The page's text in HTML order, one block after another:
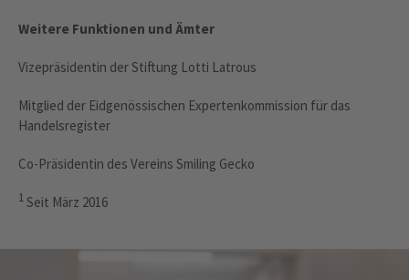
Weitere Funktionen und Ämter
Vizepräsidentin der Stiftung Lotti Latrous
Mitglied der Eidgenössischen Expertenkommission für das
Handelsregister
Co-Präsidentin des Vereins Smiling Gecko
1Seit März 2016